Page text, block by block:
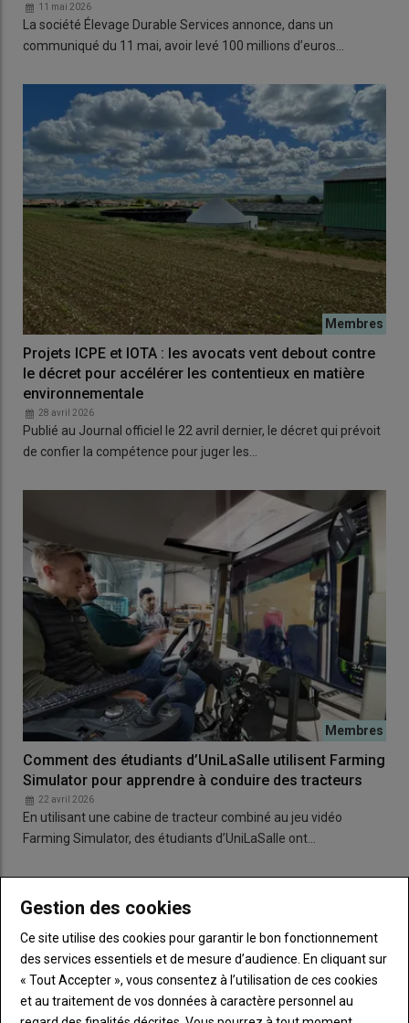
11 mai 2026
La société Élevage Durable Services annonce, dans un
communiqué du 11 mai, avoir levé 100 millions d’euros…
Projets ICPE et IOTA : les avocats vent debout contre
le décret pour accélérer les contentieux en matière
environnementale
28 avril 2026
Publié au Journal officiel le 22 avril dernier, le décret qui prévoit
de confier la compétence pour juger les…
Comment des étudiants d’UniLaSalle utilisent Farming
Simulator pour apprendre à conduire des tracteurs
22 avril 2026
En utilisant une cabine de tracteur combiné au jeu vidéo
Farming Simulator, des étudiants d’UniLaSalle ont…
Gestion des cookies
Ce site utilise des cookies pour garantir le bon fonctionnement
des services essentiels et de mesure d’audience. En cliquant sur
« Tout Accepter », vous consentez à l’utilisation de ces cookies
et au traitement de vos données à caractère personnel au